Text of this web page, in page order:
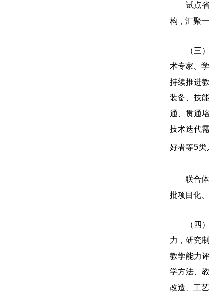
试点省份
构，汇聚
（三）优
术专家、
持续推进
装备、技
通、贯通
技术迭代
好者等5类
联合体、
批项目化
（四）细
力，研究
教学能力
学方法、
改造、工